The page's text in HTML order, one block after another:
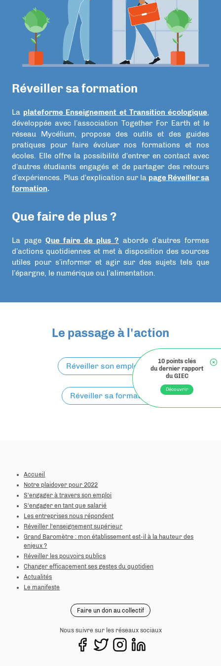
Réveiller sa formation
La plateforme Enseignement et Transition écologique,
développée avec l’association Together For Earth et le
réseau Mycélium, propose des outils et des guides
pratiques pour faire évoluer nos formations et nos
écoles. Elle offre la possibilité d'entrer en contact avec
d’autres étudiants engagés et de partager des retours
d’expériences. Plus d'explication sur la page Réveiller sa
formation.
Que faire de plus ?
La page Que faire de plus ? aborde d’autres formes
d’actions quotidiennes et met à disposition des sources
utiles pour s’informer et agir sur des sujets tels que
l’épargne, le numérique ou l’alimentation.
Le passage à l'action
Réveiller son employeur
Réveiller sa formation
Accueil
Notre plaidoyer pour 2022
S'engager à travers son emploi
S'engager en tant que salarié
Les entreprises nous répondent
Réveiller l'enseignement supérieur
Grand Baromètre : mon établissement est-il à la hauteur des
enjeux ?
Réveiller les pouvoirs publics
Changer efficacement ses gestes du quotidien
Actualités
Le manifeste
Faire un don au collectif
Nous suivre sur les réseaux sociaux